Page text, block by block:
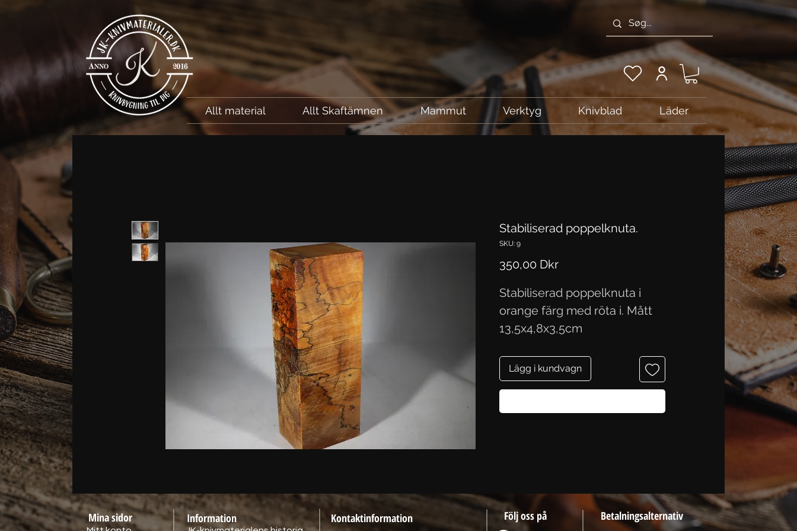
Allt material Allt Skaftämnen Mammut Verktyg Knivblad Läder
Stabiliserad poppelknuta.
SKU: 9
350,00 DkrPris
Stabiliserad poppelknuta i
orange färg med röta i. Mått
13,5x4,8x3,5cm
Lägg i kundvagn
Mina sidor Information Kontaktinformation Följ oss på Betalningsalternativ